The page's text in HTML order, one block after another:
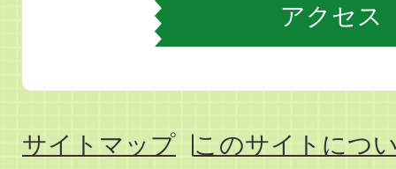
アクセス
サイトマップ
このサイトにつ